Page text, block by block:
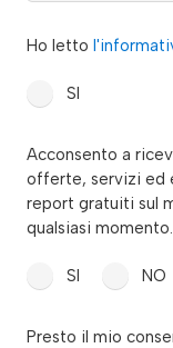
Ho letto
SI
Acconsento a
offerte, servizi ed
report gratuiti sul
qualsiasi momento.
SI NO
Presto il mio